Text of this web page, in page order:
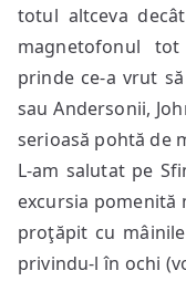
totul altceva
magnetofonul
prinde ce-a vrut
sau Andersonii,
serioasă pohtă de
L-am salutat pe
excursia pomenită
proţăpit cu
privindu-l în ochi